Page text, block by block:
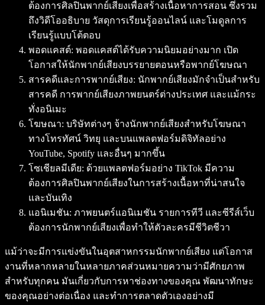
ต้องการศิลปินพากย์เสียงเพื่อสร้างเนื้อหาการสอน ซึ่งรวม
ถึงวิดีโออธิบาย วัสดุการเรียนรู้ออนไลน์ และโมดูลการ
เรียนรู้แบบโต้ตอบ
พอดแคสต์: พอดแคสต์ได้รับความนิยมอย่างมาก เปิด
โอกาสให้นักพากย์เสียงบรรยายตอนหรือพากย์โฆษณา
สารคดีและการพากย์เสียง: นักพากย์เสียงมักจำเป็นสำหรับ
สารคดี การพากย์เสียงภาพยนตร์ต่างประเทศ และแม้กระ
ทั่งอนิเมะ
โฆษณา: บริษัทต่างๆ จ้างนักพากย์เสียงสำหรับโฆษณา
ทางโทรทัศน์ วิทยุ และบนแพลตฟอร์มดิจิทัลอย่าง
YouTube, Spotify และอื่นๆ มากขึ้น
โซเชียลมีเดีย: ด้วยแพลตฟอร์มอย่าง TikTok มีความ
ต้องการศิลปินพากย์เสียงในการสร้างเนื้อหาที่น่าสนใจ
และบันเทิง
แอนิเมชัน: ภาพยนตร์แอนิเมชัน รายการทีวี และซีรีส์เว็บ
ต้องการนักพากย์เสียงเพื่อทำให้ตัวละครมีชีวิตชีวา
แม้ว่าจะมีการแข่งขันในอุตสาหกรรมนักพากย์เสียง แต่โอกาส
งานที่หลากหลายในหลายภาคส่วนหมายความว่ามีศักยภาพ
สำหรับทุกคน มันเกี่ยวกับการหาช่องทางของคุณ พัฒนาทักษะ
ของคุณอย่างต่อเนื่อง และทำการตลาดตัวเองอย่างมี